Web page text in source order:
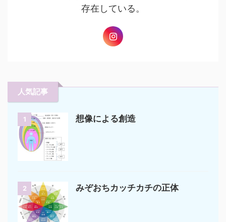
存在している。
人気記事
1 想像による創造
2 みぞおちカッチカチの正体